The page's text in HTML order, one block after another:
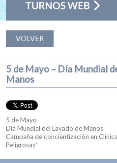
VOLVER
5 de Mayo – Día Mundial
Manos
5 de Mayo
Día Mundial del Lavado de Manos
Campaña de concientización en
Peligrosas”